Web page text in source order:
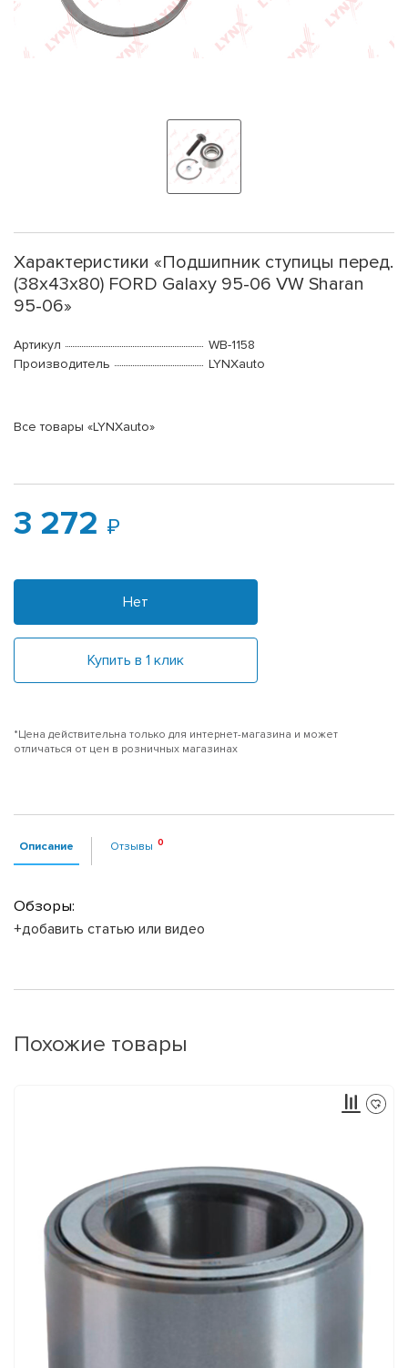
Характеристики «Подшипник ступицы перед.
(38x43x80) FORD Galaxy 95-06 VW Sharan
95-06»
Артикул
WB-1158
Производитель
LYNXauto
Все товары «LYNXauto»
3 272
Нет
Купить в 1 клик
*Цена действительна только для интернет-магазина и может
отличаться от цен в розничных магазинах
Описание Отзывы
Обзоры:
+добавить статью или видео
Похожие товары